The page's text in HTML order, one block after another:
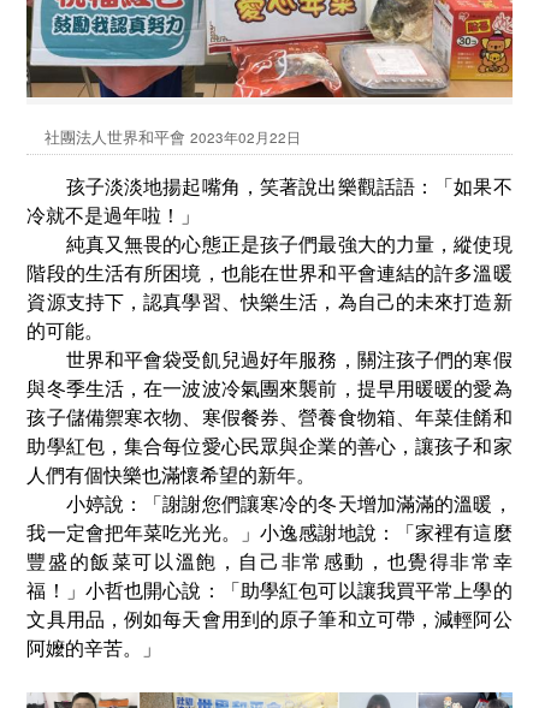
社團法人世界和平會2023年02月22日
孩子淡淡地揚起嘴角，笑著說出樂觀話語：「如果不
冷就不是過年啦！」
純真又無畏的心態正是孩子們最強大的力量，縱使現
階段的生活有所困境，也能在世界和平會連結的許多溫暖
資源支持下，認真學習、快樂生活，為自己的未來打造新
的可能。
世界和平會袋受飢兒過好年服務，關注孩子們的寒假
與冬季生活，在一波波冷氣團來襲前，提早用暖暖的愛為
孩子儲備禦寒衣物、寒假餐券、營養食物箱、年菜佳餚和
助學紅包，集合每位愛心民眾與企業的善心，讓孩子和家
人們有個快樂也滿懷希望的新年。
小婷說：「謝謝您們讓寒冷的冬天增加滿滿的溫暖，
我一定會把年菜吃光光。」小逸感謝地說：「家裡有這麼
豐盛的飯菜可以溫飽，自己非常感動，也覺得非常幸
福！」小哲也開心說：「助學紅包可以讓我買平常上學的
文具用品，例如每天會用到的原子筆和立可帶，減輕阿公
阿嬤的辛苦。」